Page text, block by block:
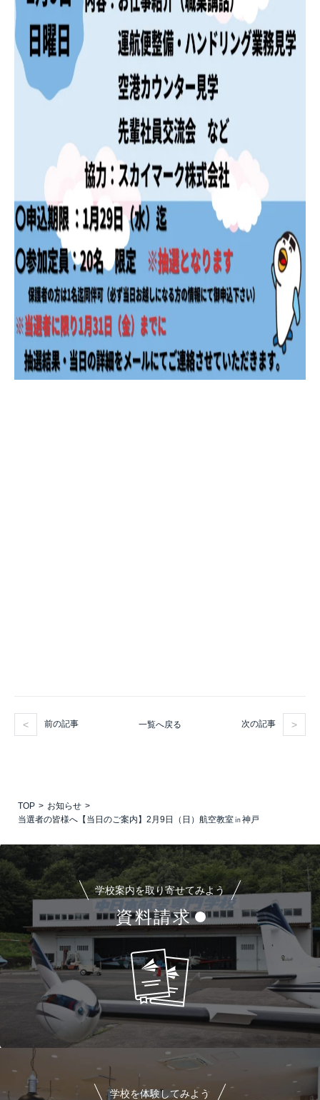
前の記事 一覧へ戻る 次の記事
TOP
お知らせ
当選者の皆様へ【当日のご案内】2月9日（日）航空教室㏌神戸
学校案内を取り寄せてみよう
資料請求
学校を体験してみよう